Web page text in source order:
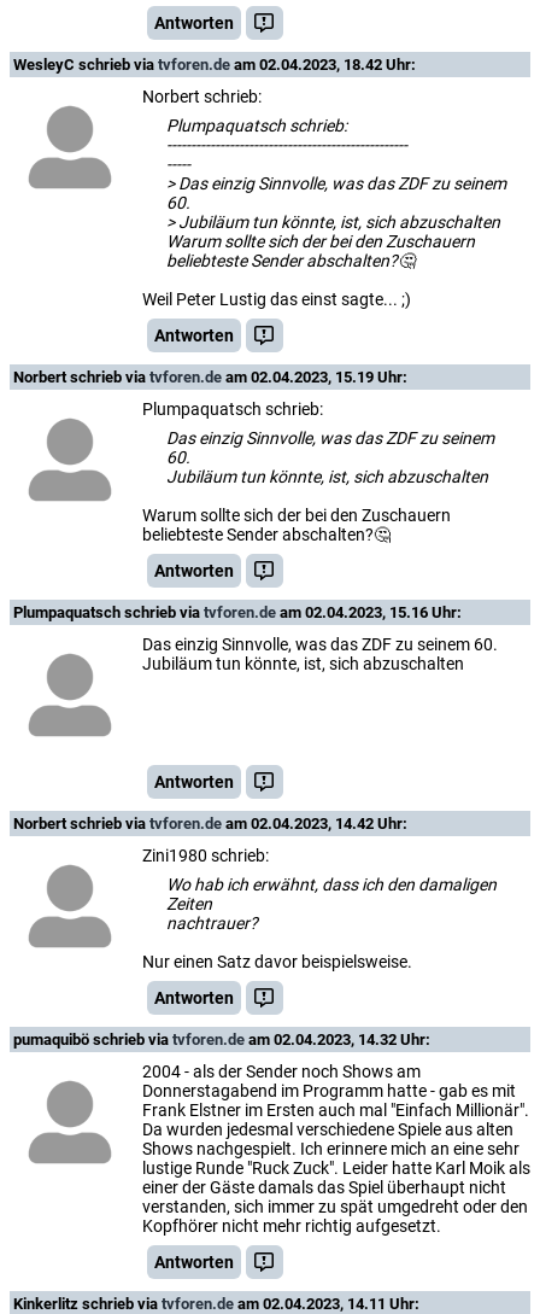
Antworten
WesleyC schrieb via tvforen.de am 02.04.2023, 18.42 Uhr:
Norbert schrieb:
Plumpaquatsch schrieb:
--------------------------------------------------
-----
> Das einzig Sinnvolle, was das ZDF zu seinem
60.
> Jubiläum tun könnte, ist, sich abzuschalten
Warum sollte sich der bei den Zuschauern
beliebteste Sender abschalten?🤔
Weil Peter Lustig das einst sagte... ;)
Antworten
Norbert schrieb via tvforen.de am 02.04.2023, 15.19 Uhr:
Plumpaquatsch schrieb:
Das einzig Sinnvolle, was das ZDF zu seinem
60.
Jubiläum tun könnte, ist, sich abzuschalten
Warum sollte sich der bei den Zuschauern
beliebteste Sender abschalten?🤔
Antworten
Plumpaquatsch schrieb via tvforen.de am 02.04.2023, 15.16 Uhr:
Das einzig Sinnvolle, was das ZDF zu seinem 60.
Jubiläum tun könnte, ist, sich abzuschalten
Antworten
Norbert schrieb via tvforen.de am 02.04.2023, 14.42 Uhr:
Zini1980 schrieb:
Wo hab ich erwähnt, dass ich den damaligen
Zeiten
nachtrauer?
Nur einen Satz davor beispielsweise.
Antworten
pumaquibö schrieb via tvforen.de am 02.04.2023, 14.32 Uhr:
2004 - als der Sender noch Shows am
Donnerstagabend im Programm hatte - gab es mit
Frank Elstner im Ersten auch mal "Einfach Millionär".
Da wurden jedesmal verschiedene Spiele aus alten
Shows nachgespielt. Ich erinnere mich an eine sehr
lustige Runde "Ruck Zuck". Leider hatte Karl Moik als
einer der Gäste damals das Spiel überhaupt nicht
verstanden, sich immer zu spät umgedreht oder den
Kopfhörer nicht mehr richtig aufgesetzt.
Antworten
Kinkerlitz schrieb via tvforen.de am 02.04.2023, 14.11 Uhr: